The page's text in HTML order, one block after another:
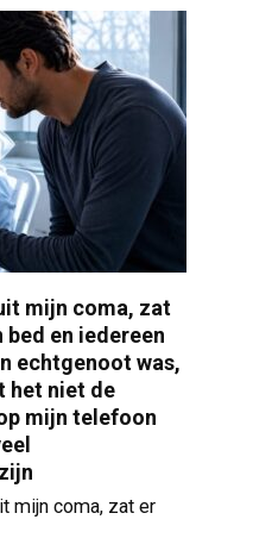
mijn coma, zat
bed en iedereen
echtgenoot was,
het niet de
mijn telefoon
mijn coma, zat er